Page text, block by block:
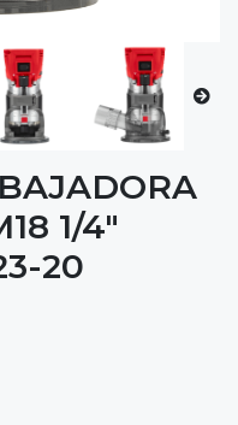
1/4"
20